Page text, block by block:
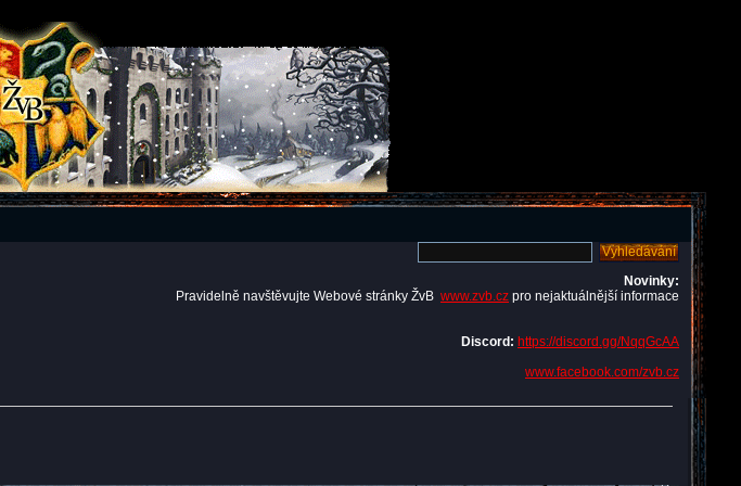
Novinky:
Pravidelně navštěvujte Webové stránky ŽvB www.zvb.cz pro nejaktuálnější informace
Discord: https://discord.gg/NqqGcAA
www.facebook.com/zvb.cz